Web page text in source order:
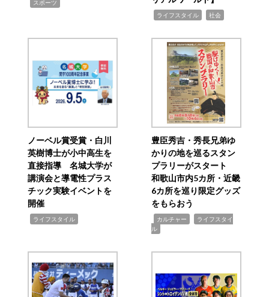
スポーツ
ライフスタイル 社会
ノーベル賞受賞・白川
英樹博士が小中高生を
直接指導 名城大学が
講演会と導電性プラス
チック実験イベントを
開催
ライフスタイル
豊臣秀吉・秀長兄弟ゆ
かりの地を巡るスタン
プラリーがスタート
和歌山市内5カ所・近畿
6カ所を巡り限定グッズ
をもらおう
カルチャー
ライフスタイ
ル